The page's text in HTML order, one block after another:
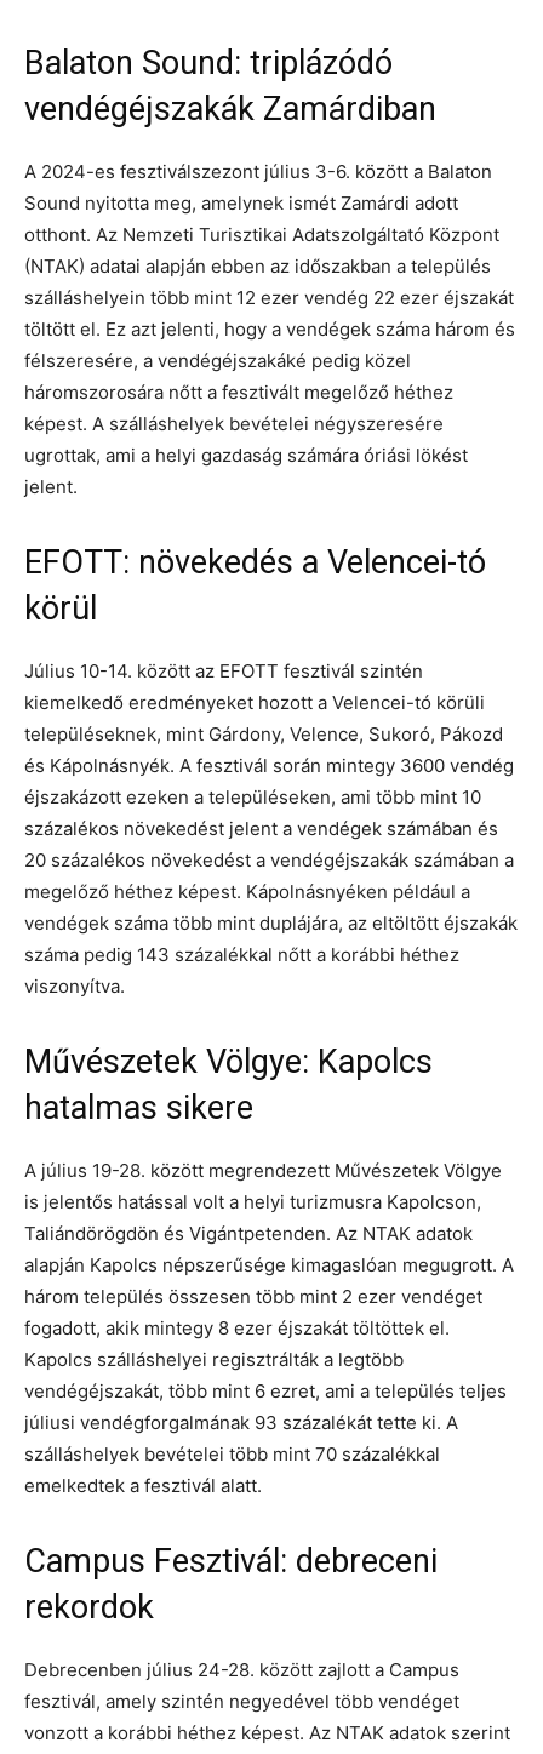
Balaton Sound: triplázódó
vendégéjszakák Zamárdiban
A 2024-es fesztiválszezont július 3-6. között a Balaton
Sound nyitotta meg, amelynek ismét Zamárdi adott
otthont. Az Nemzeti Turisztikai Adatszolgáltató Központ
(NTAK) adatai alapján ebben az időszakban a település
szálláshelyein több mint 12 ezer vendég 22 ezer éjszakát
töltött el. Ez azt jelenti, hogy a vendégek száma három és
félszeresére, a vendégéjszakáké pedig közel
háromszorosára nőtt a fesztivált megelőző héthez
képest. A szálláshelyek bevételei négyszeresére
ugrottak, ami a helyi gazdaság számára óriási lökést
jelent.
EFOTT: növekedés a Velencei-tó
körül
Július 10-14. között az EFOTT fesztivál szintén
kiemelkedő eredményeket hozott a Velencei-tó körüli
településeknek, mint Gárdony, Velence, Sukoró, Pákozd
és Kápolnásnyék. A fesztivál során mintegy 3600 vendég
éjszakázott ezeken a településeken, ami több mint 10
százalékos növekedést jelent a vendégek számában és
20 százalékos növekedést a vendégéjszakák számában a
megelőző héthez képest. Kápolnásnyéken például a
vendégek száma több mint duplájára, az eltöltött éjszakák
száma pedig 143 százalékkal nőtt a korábbi héthez
viszonyítva.
Művészetek Völgye: Kapolcs
hatalmas sikere
A július 19-28. között megrendezett Művészetek Völgye
is jelentős hatással volt a helyi turizmusra Kapolcson,
Taliándörögdön és Vigántpetenden. Az NTAK adatok
alapján Kapolcs népszerűsége kimagaslóan megugrott. A
három település összesen több mint 2 ezer vendéget
fogadott, akik mintegy 8 ezer éjszakát töltöttek el.
Kapolcs szálláshelyei regisztrálták a legtöbb
vendégéjszakát, több mint 6 ezret, ami a település teljes
júliusi vendégforgalmának 93 százalékát tette ki. A
szálláshelyek bevételei több mint 70 százalékkal
emelkedtek a fesztivál alatt.
Campus Fesztivál: debreceni
rekordok
Debrecenben július 24-28. között zajlott a Campus
fesztivál, amely szintén negyedével több vendéget
vonzott a korábbi héthez képest. Az NTAK adatok szerint